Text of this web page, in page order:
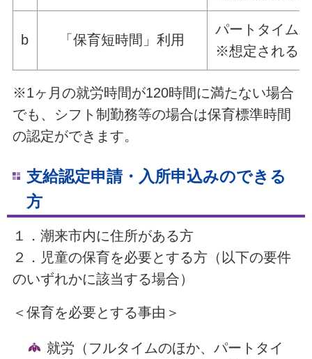
b 「保育短時間」利用
パートタイム
※想定される
※1ヶ月の就労時間が120時間に満たない場合
でも、シフト制勤務等の場合は保育標準時間
の認定ができます。
支給認定申請・入所申込みのできる
方
１．潮来市内に住所がある方
２．児童の保育を必要とする方（以下の要件
のいずれかに該当する場合）
＜保育を必要とする事由＞
就労（フルタイムのほか、パートタイ